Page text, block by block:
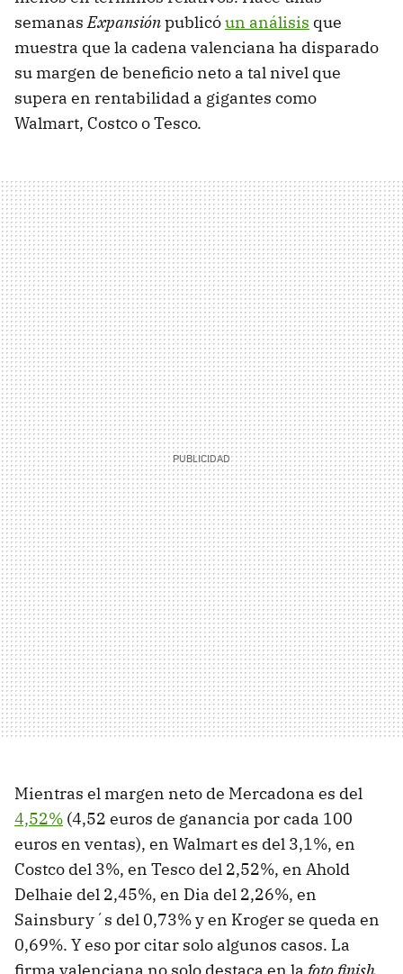
semanas Expansiónpublicóun análisis que
muestra que la cadena valenciana ha disparado
su margen de beneficio neto a tal nivel que
supera en rentabilidad a gigantes como
Walmart, Costco o Tesco.
Mientras el margen neto de Mercadona es del
4,52% (4,52 euros de ganancia por cada 100
euros en ventas), en Walmart es del 3,1%, en
Costco del 3%, en Tesco del 2,52%, en Ahold
Delhaie del 2,45%, en Dia del 2,26%, en
Sainsbury´s del 0,73% y en Kroger se queda en
0,69%. Y eso por citar solo algunos casos. La
firma valenciana no solo destaca en la foto finish